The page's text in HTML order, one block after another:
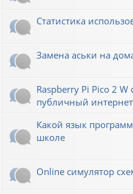
Статистика
Замена аськи на
Raspberry Pi Pico 2 W
публичный интернет
Какой язык
школе
Online симулятор